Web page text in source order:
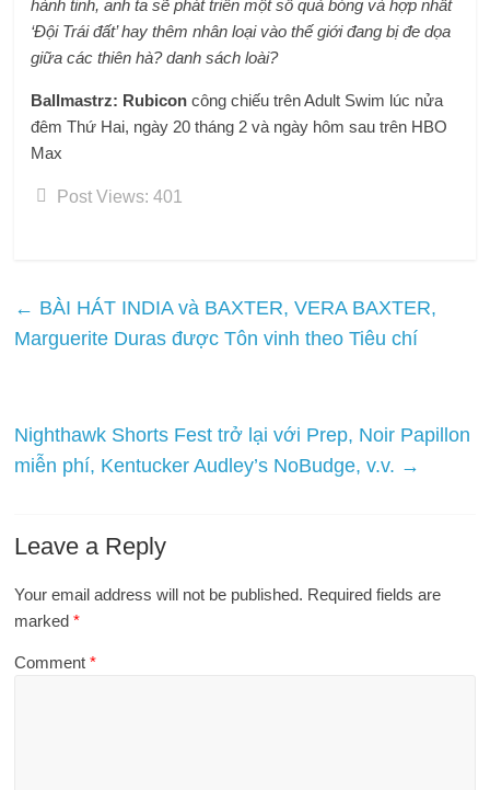
hành tinh, anh ta sẽ phát triển một số quả bóng và hợp nhất
‘Đội Trái đất’ hay thêm nhân loại vào thế giới đang bị đe dọa
giữa các thiên hà? danh sách loài?
Ballmastrz: Rubicon công chiếu trên Adult Swim lúc nửa
đêm Thứ Hai, ngày 20 tháng 2 và ngày hôm sau trên HBO
Max
Post Views: 401
← BÀI HÁT INDIA và BAXTER, VERA BAXTER,
Marguerite Duras được Tôn vinh theo Tiêu chí
Nighthawk Shorts Fest trở lại với Prep, Noir Papillon
miễn phí, Kentucker Audley’s NoBudge, v.v. →
Leave a Reply
Your email address will not be published. Required fields are
marked*
Comment*